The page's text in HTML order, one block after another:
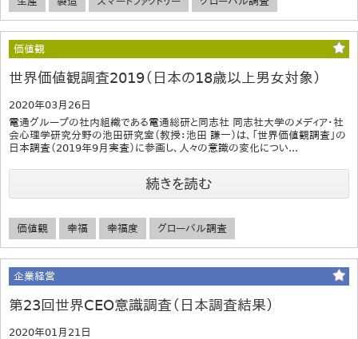
価値観
世界価値観調査2019（日本の18歳以上男女対象）
2020年03月26日
電通グループの社内組織である電通総研と同志社 同志社大学のメディア・社
会心理学研究分野の池田研究室（教授：池田 謙一）は、「世界価値観調査」の
日本調査（2019年9月実査）に参画し、人々の意識の変化につい...
続きを読む
価値観 幸福 幸福度 グローバル調査
企業経営
第23回世界CEO意識調査（日本調査結果）
2020年01月21日